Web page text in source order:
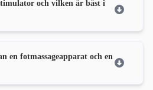
och vilken är bäst i
en fotmassageapparat och en